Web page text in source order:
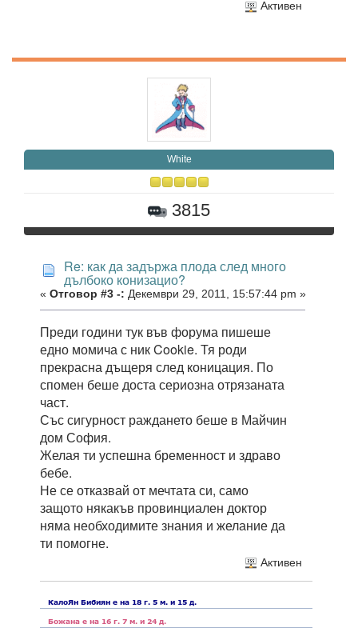
Активен
White
3815
Re: как да задържа плода след много
дълбоко конизацио?
« Отговор #3 -: Декември 29, 2011, 15:57:44 pm »
Преди години тук във форума пишеше
едно момича с ник Cookie. Тя роди
прекрасна дъщеря след коницация. По
спомен беше доста сериозна отрязаната
част.
Със сигурност раждането беше в Майчин
дом София.
Желая ти успешна бременност и здраво
бебе.
Не се отказвай от мечтата си, само
защото някакъв провинциален доктор
няма необходимите знания и желание да
ти помогне.
Активен